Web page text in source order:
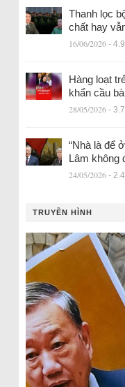
Thanh lọc
chất hay
16/06/2026 -
Hàng loạt
khẩn cầu
28/05/2026 -
“Nhà là để
Lâm không
24/05/2026 -
TRUYỀN HÌNH